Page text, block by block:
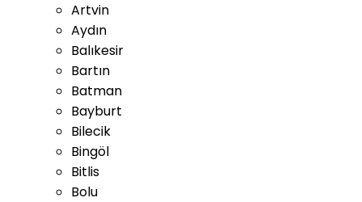
Artvin
Aydın
Balıkesir
Bartın
Batman
Bayburt
Bilecik
Bingöl
Bitlis
Bolu